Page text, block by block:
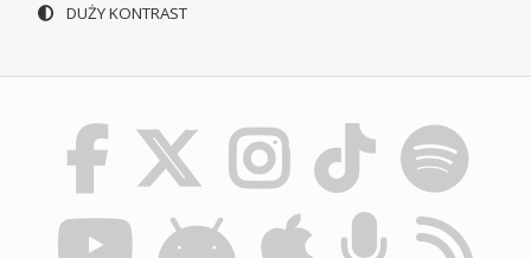
DUŻY KONTRAST